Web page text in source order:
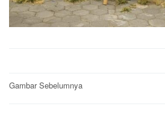
Post
Gambar Sebelumnya